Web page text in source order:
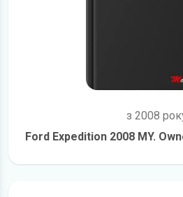
з 2008
Ford Expedition 2008 MY.